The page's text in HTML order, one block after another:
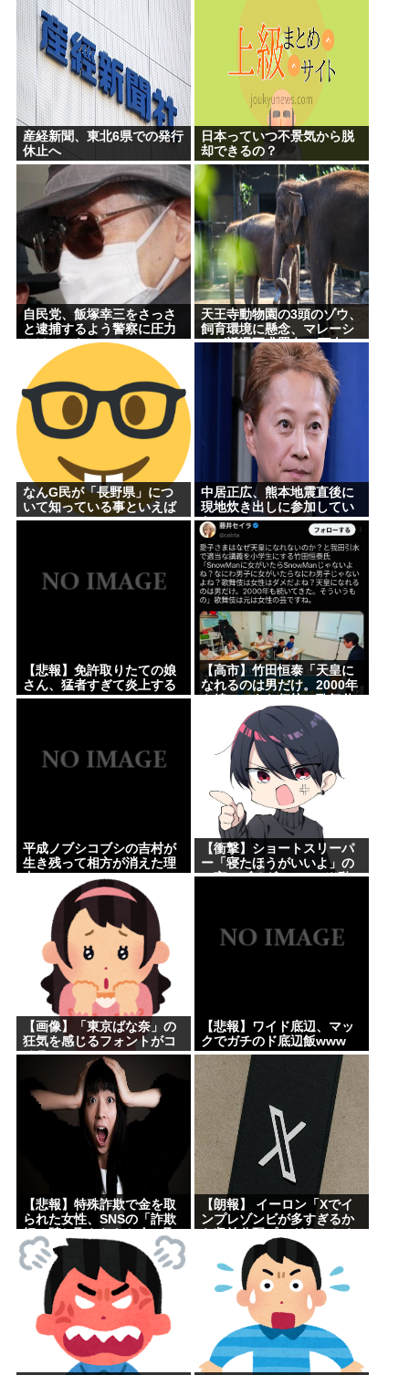
産経新聞、東北6県での発行
休止へ
日本っていつ不景気から脱
却できるの？
自民党、飯塚幸三をさっさ
と逮捕するよう警察に圧力
かけていたwww
天王寺動物園の3頭のゾウ、
飼育環境に懸念、マレーシ
アが返還要求署名17万人。
酷すぎる日本の動物園
なんG民が「長野県」につ
いて知っている事といえば
www
中居正広、熊本地震直後に
現地炊き出しに参加してい
た
【悲報】免許取りたての娘
さん、猛者すぎて炎上する
www
【高市】竹田恒泰「天皇に
なれるのは男だけ。2000年
も女は駄目だよね？」
平成ノブシコブシの吉村が
生き残って相方が消えた理
【衝撃】ショートスリーパ
ー「寝たほうがいいよ」の
一言にブチギレwww(※動
【画像】「東京ばな奈」の
狂気を感じるフォントがコ
チラwww
【悲報】ワイド底辺、マッ
クでガチのド底辺飯www
【悲報】特殊詐欺で金を取
られた女性、SNSの「詐欺
師に騙し取られたお金、取
り戻せます」」に釣られさ
らに240万円失うwww
【朗報】 イーロン「Xでイ
ンプレゾンビが多すぎるか
ら収益分配プログラムやめ